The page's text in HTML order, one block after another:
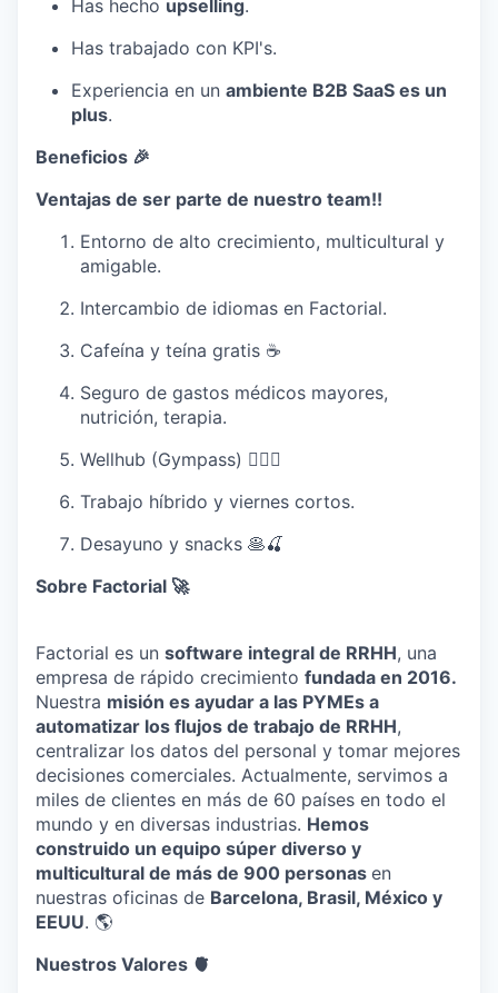
Has hecho upselling.
Has trabajado con KPI's.
Experiencia en un ambiente B2B SaaS es un
plus.
Beneficios 🎉
Ventajas de ser parte de nuestro team!!
Entorno de alto crecimiento, multicultural y
amigable.
Intercambio de idiomas en Factorial.
Cafeína y teína gratis ☕️
Seguro de gastos médicos mayores,
nutrición, terapia.
Wellhub (Gympass) 🧘🏻‍♀️
Trabajo híbrido y viernes cortos.
Desayuno y snacks 🥞🍒
Sobre Factorial 🚀
Factorial es un software integral de RRHH, una
empresa de rápido crecimiento fundada en 2016.
Nuestra misión es ayudar a las PYMEs a
automatizar los flujos de trabajo de RRHH,
centralizar los datos del personal y tomar mejores
decisiones comerciales. Actualmente, servimos a
miles de clientes en más de 60 países en todo el
mundo y en diversas industrias. Hemos
construido un equipo súper diverso y
multicultural de más de 900 personas en
nuestras oficinas de Barcelona, Brasil, México y
EEUU. 🌎
Nuestros Valores 🫀